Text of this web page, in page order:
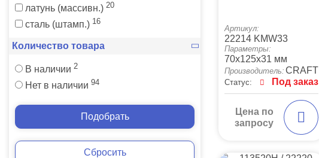
латунь (массивн.) 20
сталь (штамп.) 16
Количество товара
В наличии 2
Нет в наличии 94
Подобрать
Сбросить
Артикул:
22214 KMW33
Параметры:
70x125x31 мм
Производитель: CRAFT
Статус: Под заказ
Цена по
запросу